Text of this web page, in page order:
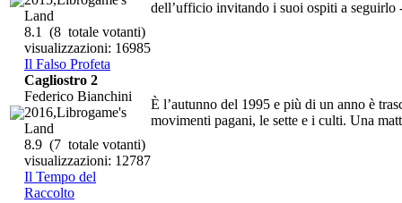
dell’ufficio invitando i suoi ospiti a
Land
8.1
(8 totale votanti)
visualizzazioni: 16985
Il Falso Profeta
È l’autunno del 1995 e più di un anno è
movimenti pagani, le sette e i culti. Una
Cagliostro 2
Federico Bianchini
2016,Librogame's
Land
8.9 (7 totale votanti)
visualizzazioni: 12787
Il Tempo del
Raccolto